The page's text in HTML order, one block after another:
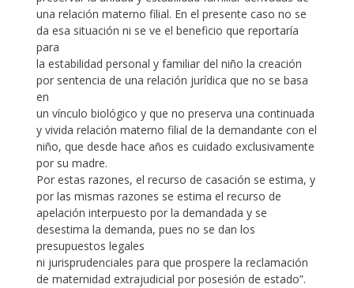
una relación materno filial. En el presente caso no se
da esa situación ni se ve el beneficio que reportaría
para
la estabilidad personal y familiar del niño la creación
por sentencia de una relación jurídica que no se basa
en
un vínculo biológico y que no preserva una continuada
y vivida relación materno filial de la demandante con el
niño, que desde hace años es cuidado exclusivamente
por su madre.
Por estas razones, el recurso de casación se estima, y
por las mismas razones se estima el recurso de
apelación interpuesto por la demandada y se
desestima la demanda, pues no se dan los
presupuestos legales
ni jurisprudenciales para que prospere la reclamación
de maternidad extrajudicial por posesión de estado”.